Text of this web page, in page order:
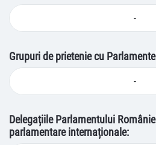
-
Grupuri de prietenie cu
-
Delegațiile Parlamentului
parlamentare internaționale: